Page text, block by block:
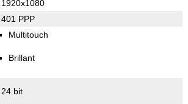
1920x1080
401 PPP
Multitouch
Brillant
24 bit